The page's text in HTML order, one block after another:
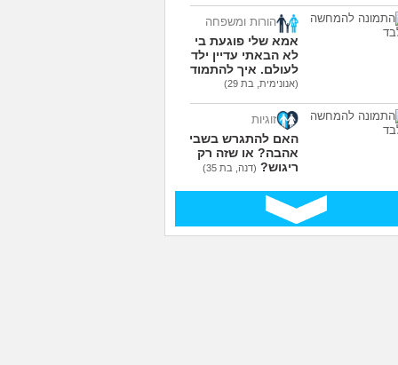
עוד שאלות חדשות במדור
הורות ומשפחה
אמא שלי פוגעת בי כי
לא הבאתי עדיין ילדים
לעולם. איך להתמודד?
(אנונימית, בת 29)
זוגיות
האם להתגרש בשביל
אהבה? או שזה רק
ריגוש? (דנה, בת 35)